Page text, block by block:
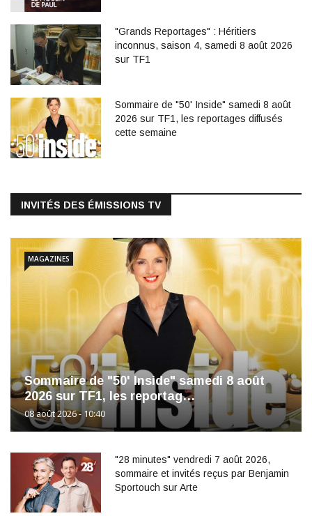
"Grands Reportages" : Héritiers
inconnus, saison 4, samedi 8 août 2026
sur TF1
Sommaire de "50' Inside" samedi 8 août
2026 sur TF1, les reportages diffusés
cette semaine
INVITÉS DES ÉMISSIONS TV
Sommaire de "50' Inside" samedi 8 août
2026 sur TF1, les reportag…
08 août 2026 - 10:40
MAGAZINES
"28 minutes" vendredi 7 août 2026,
sommaire et invités reçus par Benjamin
Sportouch sur Arte